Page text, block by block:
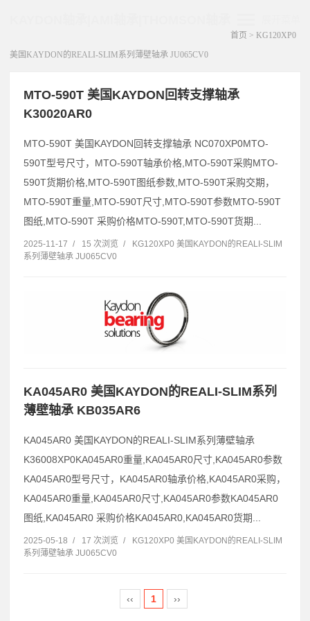
首页 > KG120XP0
美国KAYDON的REALI-SLIM系列薄壁轴承 JU065CV0
MTO-590T 美国KAYDON回转支撑轴承
K30020AR0
MTO-590T 美国KAYDON回转支撑轴承 NC070XP0MTO-
590T型号尺寸，MTO-590T轴承价格,MTO-590T采购MTO-
590T货期价格,MTO-590T图纸参数,MTO-590T采购交期，
MTO-590T重量,MTO-590T尺寸,MTO-590T参数MTO-590T
图纸,MTO-590T 采购价格MTO-590T,MTO-590T货期...
2025-11-17 / 15 次浏览 /
KG120XP0 美国KAYDON的REALI-SLIM
系列薄壁轴承 JU065CV0
KA045AR0 美国KAYDON的REALI-SLIM系列
薄壁轴承 KB035AR6
KA045AR0 美国KAYDON的REALI-SLIM系列薄壁轴承
K36008XP0KA045AR0重量,KA045AR0尺寸,KA045AR0参数
KA045AR0型号尺寸，KA045AR0轴承价格,KA045AR0采购，
KA045AR0重量,KA045AR0尺寸,KA045AR0参数KA045AR0
图纸,KA045AR0 采购价格KA045AR0,KA045AR0货期...
2025-05-18 / 17 次浏览 /
KG120XP0 美国KAYDON的REALI-SLIM
系列薄壁轴承 JU065CV0
‹‹ 1 ››